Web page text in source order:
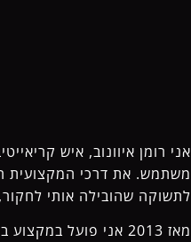
אני רומן איוונוב, איש
לתשוקה שהובילה אותי
מאז 2013 אני פועל